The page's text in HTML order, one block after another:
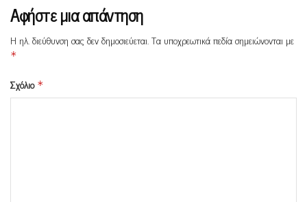
Αφήστε μια απάντηση
Η ηλ. διεύθυνση σας δεν δημοσιεύεται.Τα υποχρεωτικά πεδία σημειώνονται με
*
Σχόλιο *